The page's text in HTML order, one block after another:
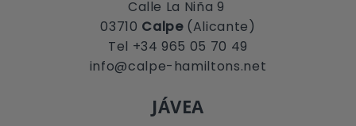
Calle La Niña 9
03710 Calpe(Alicante)
Tel +34 965 05 70 49
info@calpe-hamiltons.net
JÁVEA